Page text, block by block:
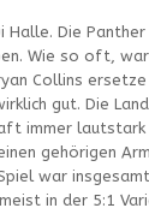
Halle. Die Panther
Wie so oft,
Collins ersetze
gut. Die
immer lautstark
gehörigen
war
in der 5:1